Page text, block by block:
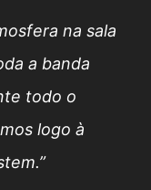
na sala
a banda
todo o
logo à